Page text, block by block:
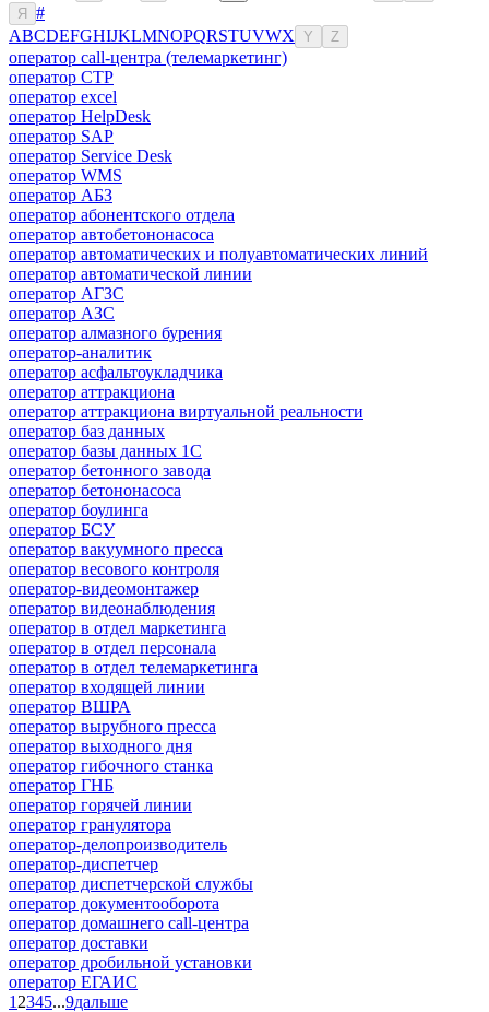
Я
#
ABCDEFGHIJKLMNOPQRSTUVWX Y Z
оператор call-центра (телемаркетинг)
оператор CTP
оператор excel
оператор HelpDesk
оператор SAP
оператор Service Desk
оператор WMS
оператор АБЗ
оператор абонентского отдела
оператор автобетононасоса
оператор автоматических и полуавтоматических линий
оператор автоматической линии
оператор АГЗС
оператор АЗС
оператор алмазного бурения
оператор-аналитик
оператор асфальтоукладчика
оператор аттракциона
оператор аттракциона виртуальной реальности
оператор баз данных
оператор базы данных 1С
оператор бетонного завода
оператор бетононасоса
оператор боулинга
оператор БСУ
оператор вакуумного пресса
оператор весового контроля
оператор-видеомонтажер
оператор видеонаблюдения
оператор в отдел маркетинга
оператор в отдел персонала
оператор в отдел телемаркетинга
оператор входящей линии
оператор ВШРА
оператор вырубного пресса
оператор выходного дня
оператор гибочного станка
оператор ГНБ
оператор горячей линии
оператор гранулятора
оператор-делопроизводитель
оператор-диспетчер
оператор диспетчерской службы
оператор документооборота
оператор домашнего call-центра
оператор доставки
оператор дробильной установки
оператор ЕГАИС
1 2345...9дальше